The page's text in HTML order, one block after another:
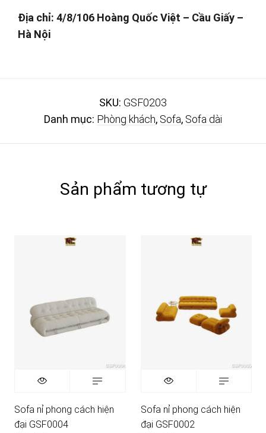
Địa chỉ: 4/8/106 Hoàng Quốc Việt – Cầu Giấy –
Hà Nội
SKU: GSF0203
Danh mục: Phòng khách, Sofa, Sofa dài
Sản phẩm tương tự
Sofa nỉ phong cách hiện
đại GSF0004
Sofa nỉ phong cách hiện
đại GSF0002